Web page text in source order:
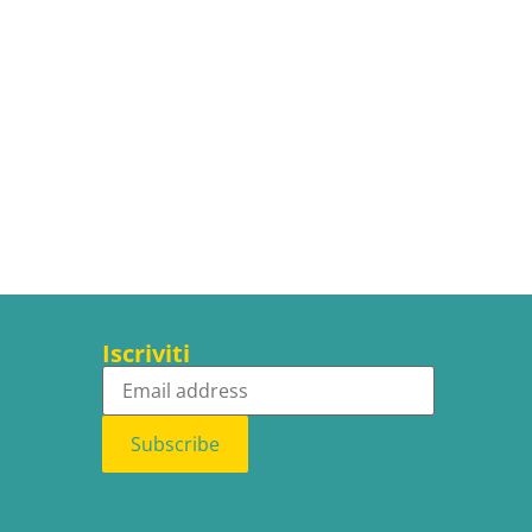
Iscriviti
Subscribe